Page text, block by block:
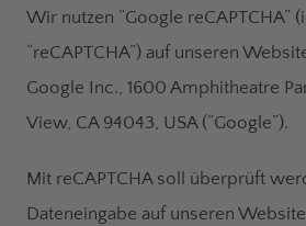
Wir nutzen “Google reCAPTCHA”
“reCAPTCHA”) auf unseren
Google Inc., 1600 Amphitheatre
View, CA 94043, USA (“Google”).
Mit reCAPTCHA soll überprüft
Dateneingabe auf unseren